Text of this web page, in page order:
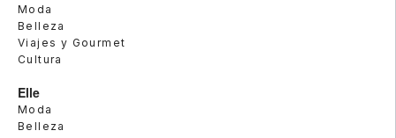
Moda
Belleza
Viajes y Gourmet
Cultura
Elle
Moda
Belleza